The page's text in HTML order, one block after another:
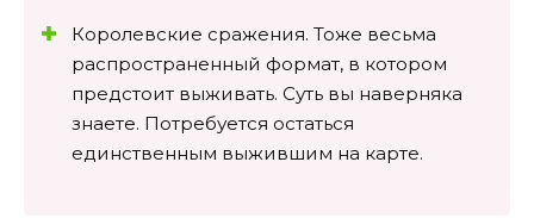
Королевские сражения. Тоже весьма
распространенный формат, в котором
предстоит выживать. Суть вы наверняка
знаете. Потребуется остаться
единственным выжившим на карте.